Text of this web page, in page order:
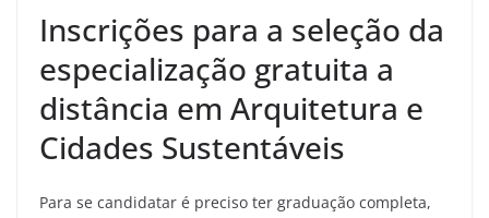
Inscrições para a seleção da
especialização gratuita a
distância em Arquitetura e
Cidades Sustentáveis
Para se candidatar é preciso ter graduação completa,